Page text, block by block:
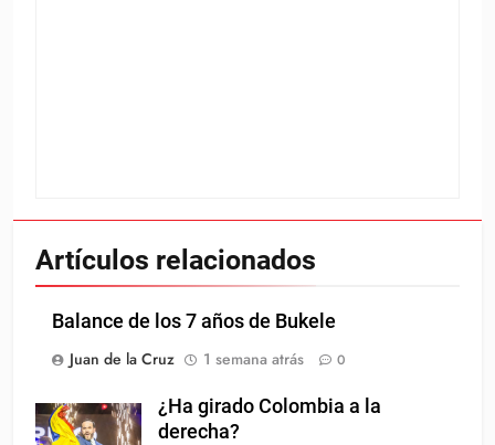
Artículos relacionados
Balance de los 7 años de Bukele
Juan de la Cruz
1 semana atrás 0
¿Ha girado Colombia a la
derecha?